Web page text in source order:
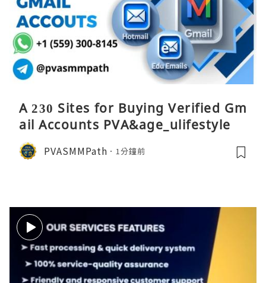
A 230 Sites for Buying Verified Gm
ail Accounts PVA&age_ulifestyle
PVASMMPath 1分鐘前